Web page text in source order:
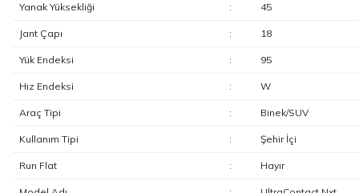
Yanak Yüksekliği : 45
Jant Çapı : 18
Yük Endeksi : 95
Hız Endeksi : W
Araç Tipi : Binek/SUV
Kullanım Tipi : Şehir İçi
Run Flat : Hayır